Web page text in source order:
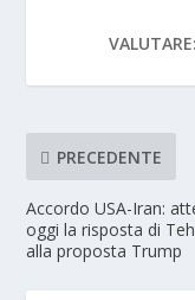
VALUTARE:
PRECEDENTE
Accordo USA-Iran:
oggi la risposta di
alla proposta Trump